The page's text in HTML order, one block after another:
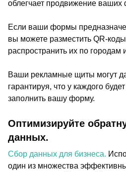
облегчает продвижение ваших
Если ваши формы
вы можете разместить QR-
распространить их по городам
Ваши рекламные щиты могут
гарантируя, что у каждого
заполнить вашу форму.
Оптимизируйте
данных.
Сбор данных для бизнеса.
один из множества